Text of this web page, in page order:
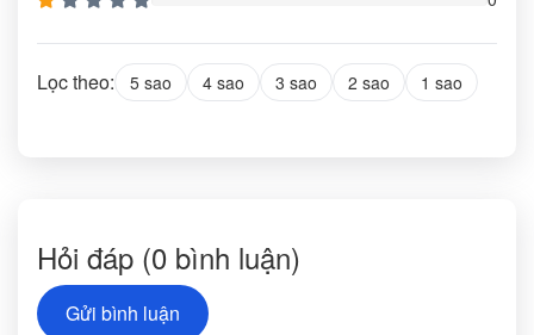
Lọc theo: 5 sao 4 sao 3 sao 2 sao 1 sao
Hỏi đáp (0 bình luận)
Gửi bình luận